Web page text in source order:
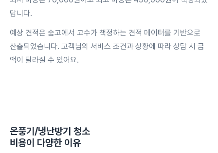
답니다.
예상 견적은 숨고에서 고수가 책정하는 견적 데이터를 기반으로
산출되었습니다. 고객님의 서비스 조건과 상황에 따라 상담 시 금
액이 달라질 수 있어요.
온풍기/냉난방기 청소
비용이 다양한 이유